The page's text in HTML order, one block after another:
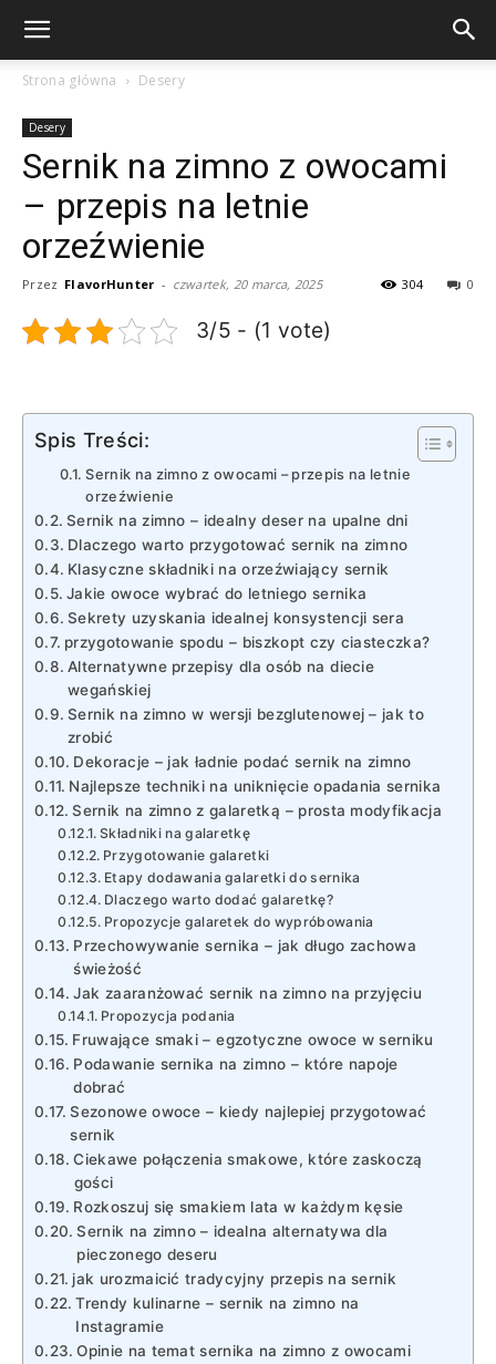
Strona główna Desery
Desery
Sernik na zimno z owocami
– przepis na letnie
orzeźwienie
Przez FlavorHunter - czwartek, 20 marca, 2025 0
304
3/5 - (1 vote)
Spis Treści:
Sernik‌ na zimno z owocami – przepis na⁢ letnie
orzeźwienie
Sernik ‍na zimno‍ – idealny deser na⁣ upalne dni
Dlaczego warto przygotować sernik na zimno
Klasyczne składniki na orzeźwiający sernik
Jakie owoce wybrać do letniego sernika
Sekrety uzyskania idealnej konsystencji sera
przygotowanie ⁤spodu ⁢– biszkopt czy ciasteczka?
Alternatywne przepisy dla osób na ⁢diecie
wegańskiej
Sernik na zimno w wersji bezglutenowej – jak to
zrobić
Dekoracje – ⁤jak​ ładnie podać sernik na zimno
Najlepsze techniki na ⁢uniknięcie opadania sernika
Sernik na zimno z galaretką⁣ – prosta modyfikacja
Składniki na galaretkę
Przygotowanie galaretki
Etapy dodawania galaretki do sernika
Dlaczego warto dodać galaretkę?
Propozycje galaretek do wypróbowania
Przechowywanie ⁣sernika – jak długo zachowa
świeżość
Jak⁣ zaaranżować sernik⁢ na zimno na przyjęciu
Propozycja podania
Fruwające‌ smaki – ⁢egzotyczne owoce w serniku
Podawanie sernika na zimno –‍ które ⁣napoje
dobrać
Sezonowe owoce – kiedy najlepiej​ przygotować
sernik
Ciekawe połączenia smakowe, które zaskoczą
⁣gości
Rozkoszuj się smakiem lata w ⁢każdym kęsie
Sernik na zimno​ – idealna alternatywa dla
‍pieczonego deseru
jak urozmaicić tradycyjny przepis na sernik
Trendy kulinarne⁢ – sernik na zimno ⁤na
Instagramie
Opinie na temat sernika na zimno⁤ z owocami